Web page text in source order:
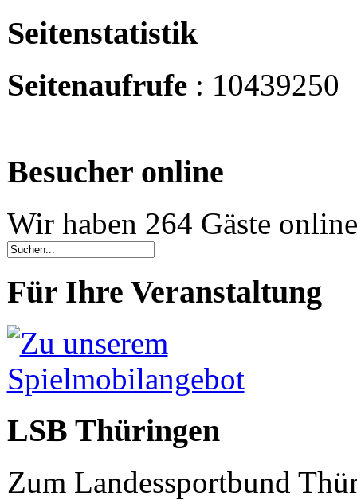
Seitenstatistik
Seitenaufrufe: 10439250
Besucher online
Wir haben 264 Gäste online
Für Ihre Veranstaltung
LSB Thüringen
Zum Landessportbund